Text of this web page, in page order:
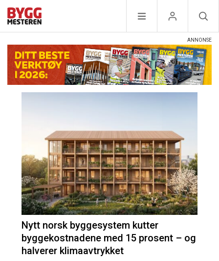
Nytt norsk byggesystem kutter
byggekostnadene med 15 prosent – og
halverer klimaavtrykket